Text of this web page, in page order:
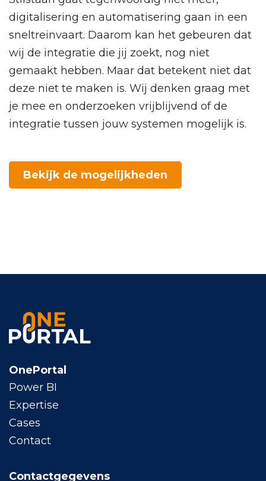
digitalisering en automatisering gaan in een
sneltreinvaart. Daarom kan het gebeuren dat
wij de integratie die jij zoekt, nog niet
gemaakt hebben. Maar dat betekent niet dat
deze niet te maken is. Wij denken graag met
je mee en onderzoeken vrijblijvend of de
integratie tussen jouw systemen mogelijk is.
Bekijk de mogelijkheden
OnePortal
Power BI
Expertise
Cases
Contact
Contactgegevens